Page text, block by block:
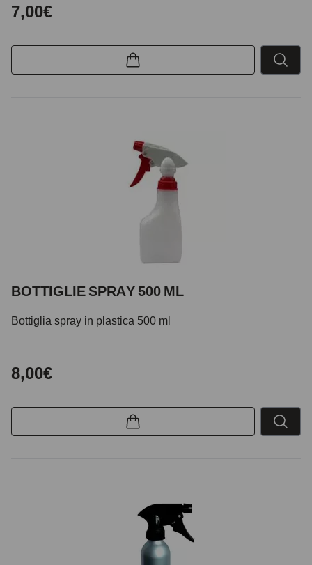
7,00€
BOTTIGLIE SPRAY 500 ML
Bottiglia spray in plastica 500 ml
8,00€